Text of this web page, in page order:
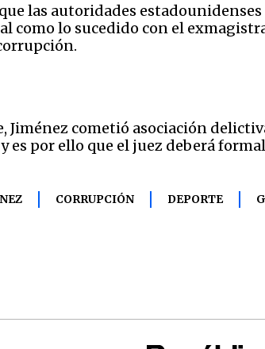
las autoridades
como lo sucedido con el
Jiménez cometió asociación
es por ello que el juez deberá
CORRUPCIÓN DEPORTE